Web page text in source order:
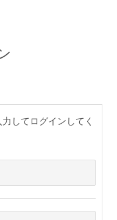
してログインしてく